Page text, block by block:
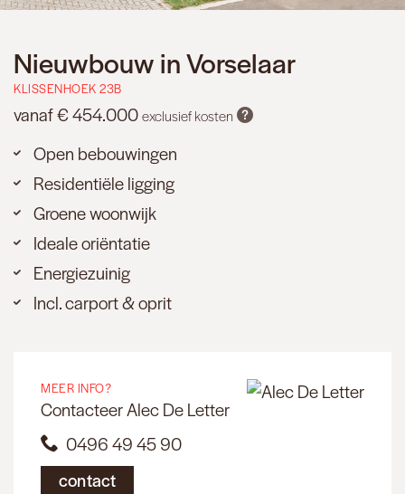
Nieuwbouw in Vorselaar
KLISSENHOEK 23B
vanaf € 454.000exclusief kosten
Open bebouwingen
Residentiële ligging
Groene woonwijk
Ideale oriëntatie
Energiezuinig
Incl. carport & oprit
MEER INFO?
Contacteer Alec De Letter
0496 49 45 90
contact